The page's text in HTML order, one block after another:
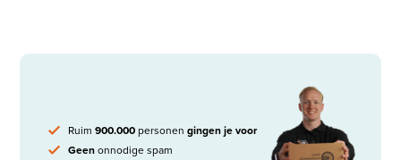
Ruim900.000personengingen je voor
Geenonnodige spam